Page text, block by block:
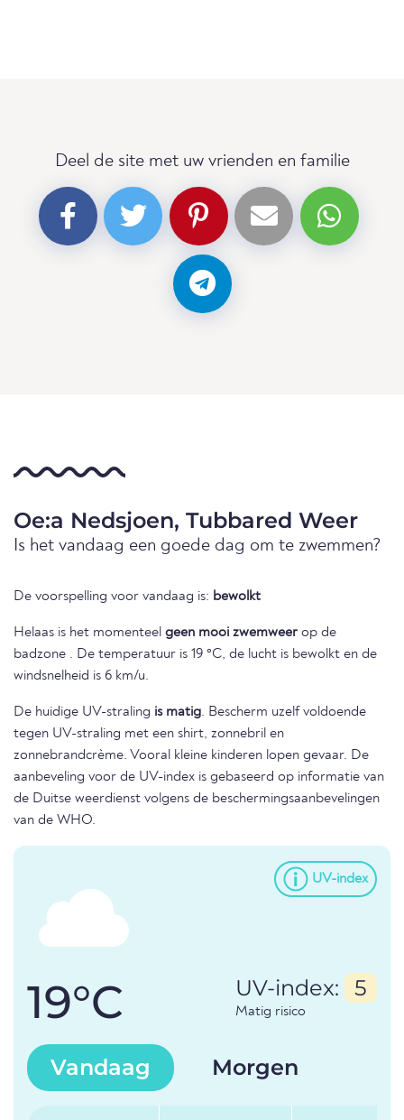
Deel de site met uw vrienden en familie
Oe:a Nedsjoen, Tubbared Weer
Is het vandaag een goede dag om te zwemmen?
De voorspelling voor vandaag is: bewolkt
Helaas is het momenteel geen mooi zwemweer op de
badzone . De temperatuur is 19 °C, de lucht is bewolkt en de
windsnelheid is 6 km/u.
De huidige UV-straling is matig. Bescherm uzelf voldoende
tegen UV-straling met een shirt, zonnebril en
zonnebrandcrème. Vooral kleine kinderen lopen gevaar. De
aanbeveling voor de UV-index is gebaseerd op informatie van
de Duitse weerdienst volgens de beschermingsaanbevelingen
van de WHO.
UV-index
19°C UV-index: 5
Matig risico
Vandaag Morgen